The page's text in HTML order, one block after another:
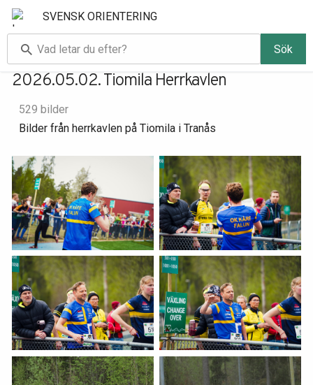
SVENSK ORIENTERING
Sök
2026.05.02. Tiomila Herrkavlen
529 bilder
Bilder från herrkavlen på Tiomila i Tranås